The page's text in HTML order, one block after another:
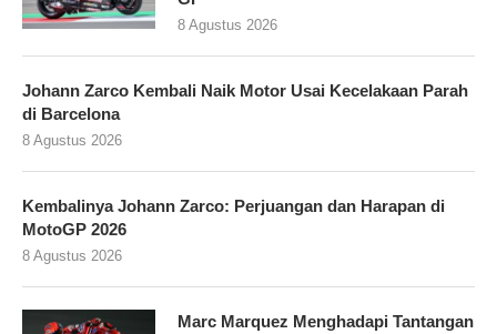
8 Agustus 2026
Johann Zarco Kembali Naik Motor Usai Kecelakaan Parah
di Barcelona
8 Agustus 2026
Kembalinya Johann Zarco: Perjuangan dan Harapan di
MotoGP 2026
8 Agustus 2026
Marc Marquez Menghadapi Tantangan